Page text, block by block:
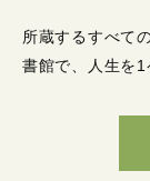
所蔵するすべて
書館で、人生を1